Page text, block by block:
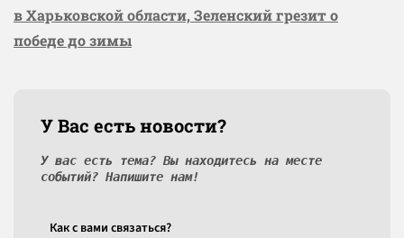
в Харьковской области, Зеленский грезит о
победе до зимы
У Вас есть новости?
У вас есть тема? Вы находитесь на месте
событий? Напишите нам!
Как c вами связаться?